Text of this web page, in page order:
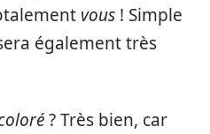
vous ! Simple
également très
? Très bien, car